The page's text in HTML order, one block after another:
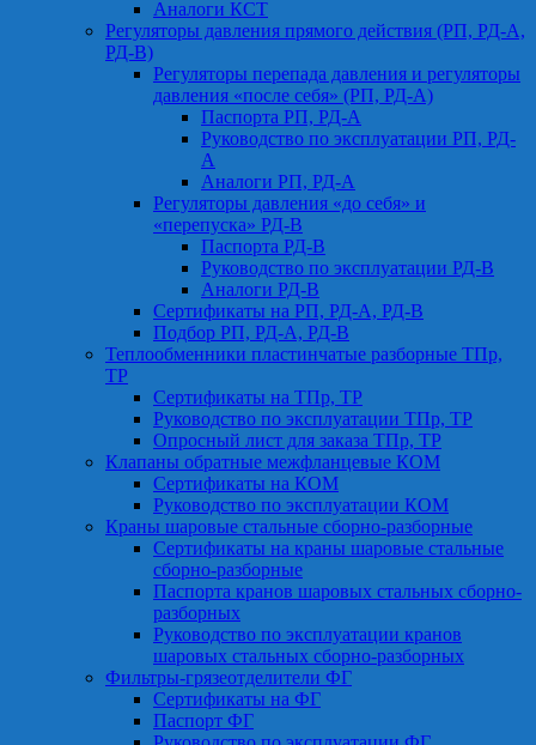
Аналоги КСТ
Регуляторы давления прямого действия (РП, РД-А,
РД-В)
Регуляторы перепада давления и регуляторы
давления «после себя» (РП, РД-А)
Паспорта РП, РД-А
Руководство по эксплуатации РП, РД-
А
Аналоги РП, РД-А
Регуляторы давления «до себя» и
«перепуска» РД-В
Паспорта РД-В
Руководство по эксплуатации РД-В
Аналоги РД-В
Сертификаты на РП, РД-А, РД-В
Подбор РП, РД-А, РД-В
Теплообменники пластинчатые разборные ТПр,
ТР
Сертификаты на ТПр, ТР
Руководство по эксплуатации ТПр, ТР
Опросный лист для заказа ТПр, ТР
Клапаны обратные межфланцевые КОМ
Сертификаты на КОМ
Руководство по эксплуатации КОМ
Краны шаровые стальные сборно-разборные
Сертификаты на краны шаровые стальные
сборно-разборные
Паспорта кранов шаровых стальных сборно-
разборных
Руководство по эксплуатации кранов
шаровых стальных сборно-разборных
Фильтры-грязеотделители ФГ
Сертификаты на ФГ
Паспорт ФГ